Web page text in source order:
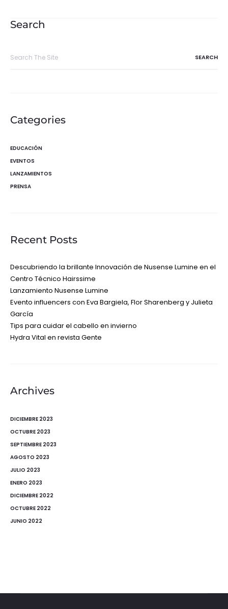
entradas
Search
Categories
EDUCACIÓN
EVENTOS
LANZAMIENTOS
PRENSA
Recent Posts
Descubriendo la brillante Innovación de Nusense Lumine en el
Centro Técnico Hairssime
Lanzamiento Nusense Lumine
Evento influencers con Eva Bargiela, Flor Sharenberg y Julieta
García
Tips para cuidar el cabello en invierno
Hydra Vital en revista Gente
Archives
DICIEMBRE 2023
OCTUBRE 2023
SEPTIEMBRE 2023
AGOSTO 2023
JULIO 2023
ENERO 2023
DICIEMBRE 2022
OCTUBRE 2022
JUNIO 2022